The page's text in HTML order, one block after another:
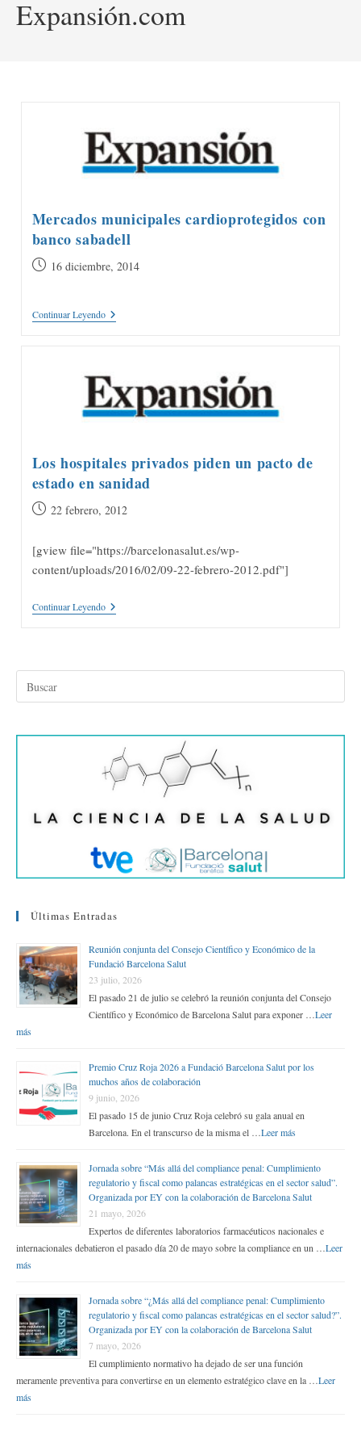
Expansión.com
Mercados municipales cardioprotegidos con
banco sabadell
Publicación
entrada:
16 diciembre, 2014
Continuar LeyendoMercados
Municipales
Sabadell
Los hospitales privados piden un pacto de
estado en sanidad
Publicación
la
entrada:
22 febrero, 2012
[gview file="https://barcelonasalut.es/wp-
content/uploads/2016/02/09-22-febrero-2012.pdf"]
Continuar LeyendoLos
Hospitales
Pacto
Últimas Entradas
Reunión conjunta del Consejo Científico y Económico de la
Fundació Barcelona Salut
23 julio, 2026
El pasado 21 de julio se celebró la reunión conjunta del Consejo
Científico y Económico de Barcelona Salut para exponer … Leer
más
Premio Cruz Roja 2026 a Fundació Barcelona Salut por los
muchos años de colaboración
9 junio, 2026
El pasado 15 de junio Cruz Roja celebró su gala anual en
Barcelona. En el transcurso de la misma el … Leer más
Jornada sobre “Más allá del compliance penal: Cumplimiento
regulatorio y fiscal como palancas estratégicas en el sector salud”.
Organizada por EY con la colaboración de Barcelona Salut
21 mayo, 2026
Expertos de diferentes laboratorios farmacéuticos nacionales e
internacionales debatieron el pasado día 20 de mayo sobre la compliance en un … Leer
más
Jornada sobre “¿Más allá del compliance penal: Cumplimiento
regulatorio y fiscal como palancas estratégicas en el sector salud?”.
Organizada por EY con la colaboración de Barcelona Salut
7 mayo, 2026
El cumplimiento normativo ha dejado de ser una función
meramente preventiva para convertirse en un elemento estratégico clave en la … Leer
más